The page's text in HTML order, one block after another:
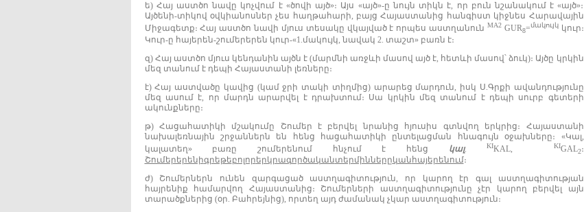
ե) Հայ աստծո նավը կոչվում է «ծովի այծ»։ Այս «այծ»‐ը նույն տիկն է, որ բուն նշանակում է «այծ»։
Այծենի‐տիկով օվկիանոսներ չես հաղթահարի, բայց Հայաստանից հանգիստ կիջնես Հարավային
Միջագետք։ Հայ աստծո նավի մյուս տեսակը վկայված է որպես աստղանուն MA2GUR8=մակույկկուր։
Կուր‐ը հայերեն‐շումերերեն կուր‐«1.մակույկ, նավակ 2. տաշտ» բառն է։
զ) Հայ աստծո մյուս կենդանին այծն է (մարմնի առջևի մասով այծ է, հետևի մասով՝ ձուկ)։ Այծը կրկին
մեզ տանում է դեպի Հայաստանի լեռները։
է) Հայ աստվածը կավից (կամ ջրի տակի տիղմից) արարեց մարդուն, իսկ Ս.Գրքի ավանդությունը
մեզ ասում է, որ մարդն արարվել է դրախտում։ Սա կրկին մեզ տանում է դեպի սուրբ գետերի
ակունքները։
թ) Հացահատիկի մշակումը Շումեր է բերվել նրանից հյուսիս գտնվող երկրից։ Հայաստանի
նախալեռնային շրջաններն են հենց հացահատիկի ընտելացման հնագույն օջախները։ «Կալ,
կալատեղ» բառը շումերենում հնչում է հենց
կալ.KIKAL, KIGAL2։
Շումերերենիգրեթեբոլորերկրագործականտերմիններըկան հայերենում։
ժ) Շումերներն ունեն զարգացած աստղագիտություն, որ կարող էր գալ աստղագիտության
հայրենիք համարվող Հայաստանից։ Շումերների աստղագիտությունը չէր կարող բերվել այն
տարածքներից (օր. Բահրեյնից), որտեղ այդ ժամանակ չկար աստղագիտություն։